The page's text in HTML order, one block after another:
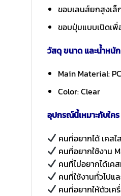
ขอบเลนส์ยกสูงเล็
ขอบปุ่มแบบเปิดเพื่
วัสดุ ขนาด และน้ำหนัก
Main Material: PC
Color: Clear
อุปกรณ์นี้เหมาะกับใคร
คนที่อยากได้ เคสใ
คนที่อยากใช้งาน
คนที่ไม่อยากได้เค
คนที่ใช้งานทั่วไป
คนที่อยากให้ตัวเค